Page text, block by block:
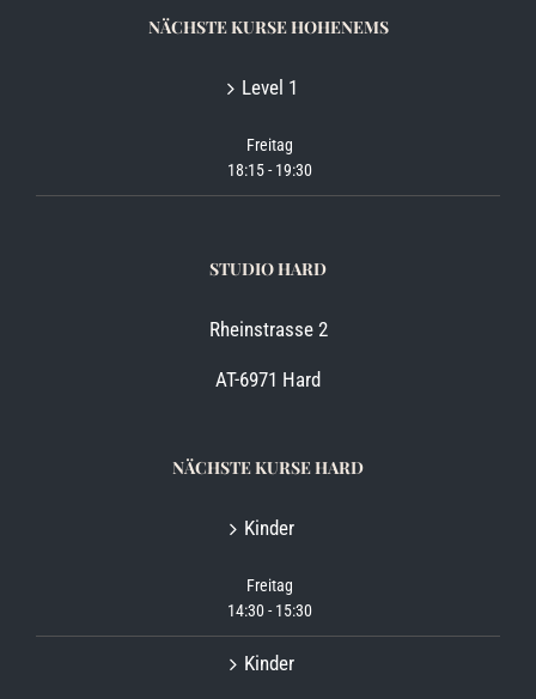
NÄCHSTE KURSE HOHENEMS
Level 1
Freitag
18:15-19:30
STUDIO HARD
Rheinstrasse 2
AT-6971 Hard
NÄCHSTE KURSE HARD
Kinder
Freitag
14:30-15:30
Kinder